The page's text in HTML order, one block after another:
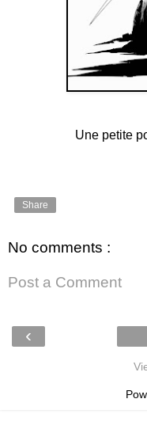
Une petite
Share
No comments :
Post a Comment
‹